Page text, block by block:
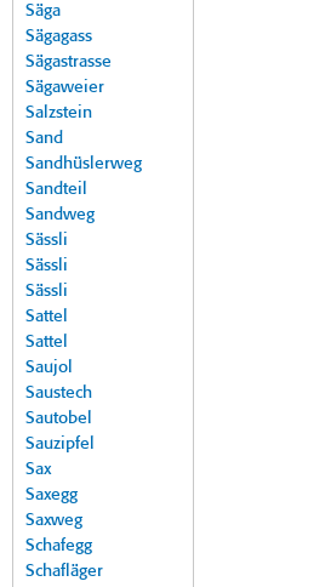
Säga
Sägagass
Sägastrasse
Sägaweier
Salzstein
Sand
Sandhüslerweg
Sandteil
Sandweg
Sässli
Sässli
Sässli
Sattel
Sattel
Saujol
Saustech
Sautobel
Sauzipfel
Sax
Saxegg
Saxweg
Schafegg
Schafläger